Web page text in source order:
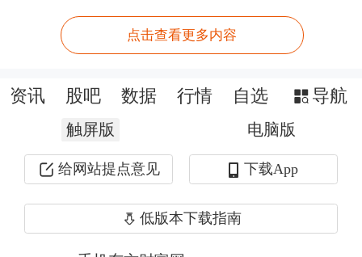
主力异动？Level-2助您洞察主力意图。
点击查看更多内容
资讯 股吧 数据 行情 自选 导航
触屏版 电脑版
给网站提点意见 下载App
低版本下载指南